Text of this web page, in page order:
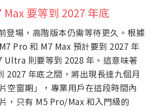
，消費者在做購買決策時必然會進
限，但三星、華為等品牌近年來在
佈局也在穩步推進，價格優勢仍然
競爭武器。
Max 要等到 2027 年底